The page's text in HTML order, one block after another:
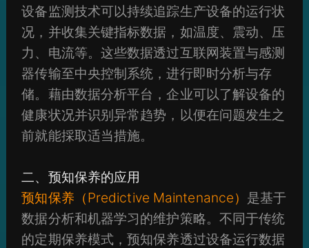
设备监测技术可以持续追踪生产设备的运行状
况，并收集关键指标数据，如温度、震动、压
力、电流等。这些数据透过互联网装置与感测
器传输至中央控制系统，进行即时分析与存
储。藉由数据分析平台，企业可以了解设备的
健康状况并识别异常趋势，以便在问题发生之
前就能採取适当措施。
二、预知保养的应用
预知保养（Predictive Maintenance） 是基于
数据分析和机器学习的维护策略。不同于传统
的定期保养模式，预知保养透过设备运行数据